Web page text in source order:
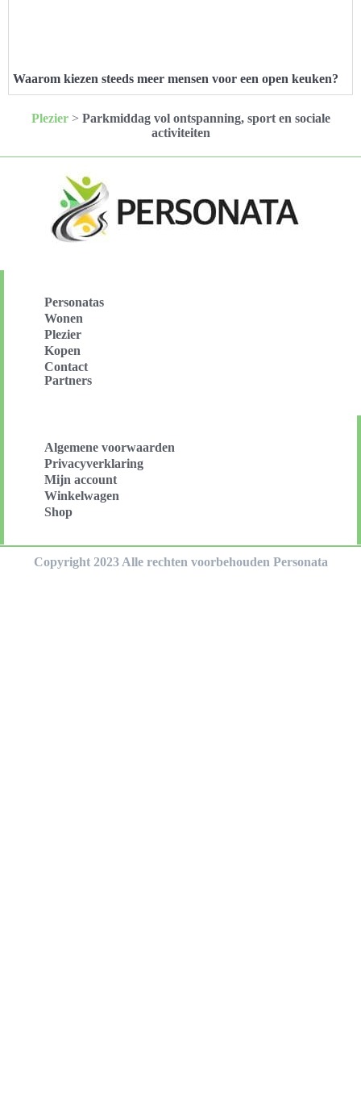
Waarom kiezen steeds meer mensen voor een open keuken?
Plezier> Parkmiddag vol ontspanning, sport en sociale
activiteiten
Personatas
Wonen
Plezier
Kopen
Contact
Partners
Algemene voorwaarden
Privacyverklaring
Mijn account
Winkelwagen
Shop
Copyright 2023 Alle rechten voorbehouden Personata